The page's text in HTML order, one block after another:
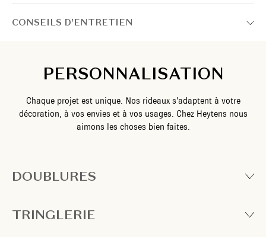
CONSEILS D'ENTRETIEN
PERSONNALISATION
Chaque projet est unique. Nos rideaux s’adaptent à votre
décoration, à vos envies et à vos usages. Chez Heytens nous
aimons les choses bien faites.
DOUBLURES
TRINGLERIE